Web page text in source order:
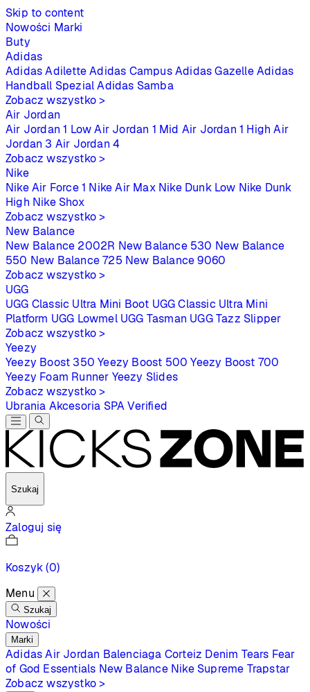
Skip to content
Nowości Marki
Buty
Adidas
Adidas Adilette Adidas Campus Adidas Gazelle Adidas
Handball Spezial Adidas Samba
Zobacz wszystko >
Air Jordan
Air Jordan 1 Low Air Jordan 1 Mid Air Jordan 1 High Air
Jordan 3 Air Jordan 4
Zobacz wszystko >
Nike
Nike Air Force 1 Nike Air Max Nike Dunk Low Nike Dunk
High Nike Shox
Zobacz wszystko >
New Balance
New Balance 2002R New Balance 530 New Balance
550 New Balance 725 New Balance 9060
Zobacz wszystko >
UGG
UGG Classic Ultra Mini Boot UGG Classic Ultra Mini
Platform UGG Lowmel UGG Tasman UGG Tazz Slipper
Zobacz wszystko >
Yeezy
Yeezy Boost 350 Yeezy Boost 500 Yeezy Boost 700
Yeezy Foam Runner Yeezy Slides
Zobacz wszystko >
Ubrania Akcesoria SPAVerified
Szukaj
Zaloguj się
Koszyk(0)
Menu
Szukaj
Nowości
Marki
Adidas Air Jordan Balenciaga Corteiz Denim Tears Fear
of God Essentials New Balance Nike Supreme Trapstar
Zobacz wszystko >